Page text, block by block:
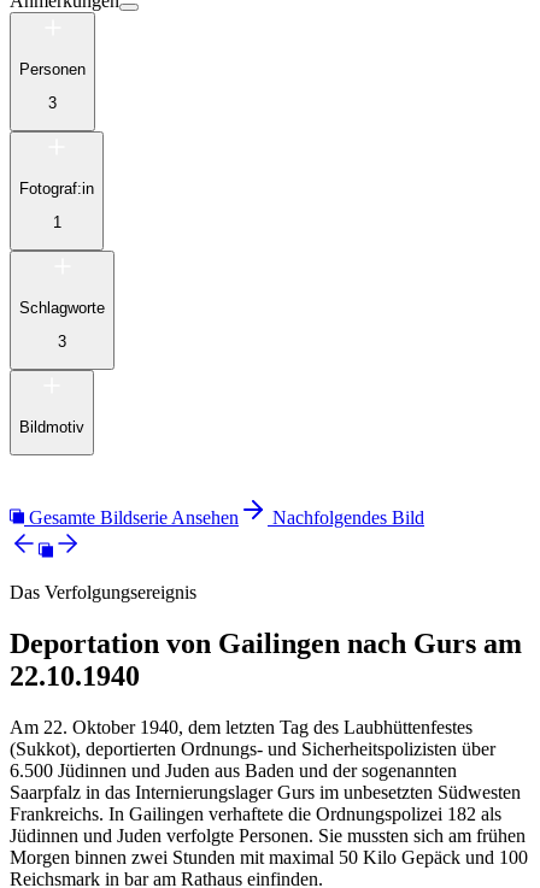
Personen
3
Fotograf:in
1
Schlagworte
3
Bildmotiv
Gesamte Bildserie Ansehen Nachfolgendes Bild
Das Verfolgungsereignis
Deportation von Gailingen nach Gurs am
22.10.1940
Am 22. Oktober 1940, dem letzten Tag des Laubhüttenfestes
(Sukkot), deportierten Ordnungs- und Sicherheitspolizisten über
6.500 Jüdinnen und Juden aus Baden und der sogenannten
Saarpfalz in das Internierungslager Gurs im unbesetzten Südwesten
Frankreichs. In Gailingen verhaftete die Ordnungspolizei 182 als
Jüdinnen und Juden verfolgte Personen. Sie mussten sich am frühen
Morgen binnen zwei Stunden mit maximal 50 Kilo Gepäck und 100
Reichsmark in bar am Rathaus einfinden.